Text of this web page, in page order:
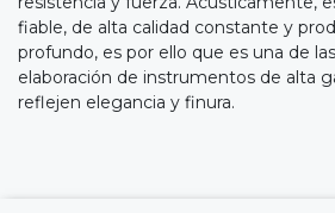
fiable, de alta calidad constante y
profundo, es por ello que es una de
elaboración de instrumentos de alta
reflejen elegancia y finura.